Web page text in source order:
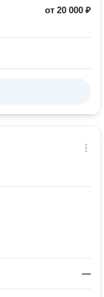
от 20 000 ₽
—